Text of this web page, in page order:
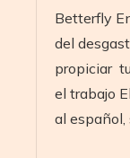
Betterfly
del
propiciar
el trabajo
al español,